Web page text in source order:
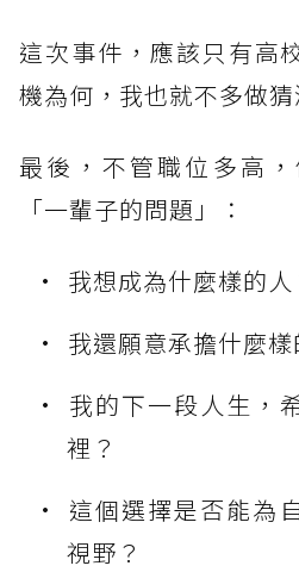
這次事件，應該只有高
機為何，我也就不多做猜
最後，不管職位多高
「一輩子的問題」：
我想成為什麼樣的人
我還願意承擔什麼樣
我的下一段人生，
裡？
這個選擇是否能為
視野？